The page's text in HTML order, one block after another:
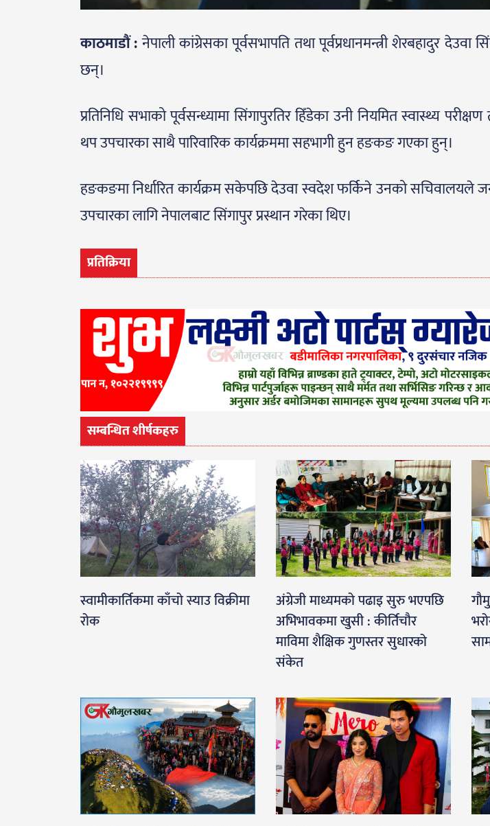
काठमाडौं :नेपाली कांग्रेसका पूर्वसभापति तथा पूर्वप्रधानमन्त्री शेरबहादुर देउवा
छन्।
प्रतिनिधि सभाको पूर्वसन्ध्यामा सिंगापुरतिर हिँडेका उनी नियमित स्वास्थ्य
थप उपचारका साथै पारिवारिक कार्यक्रममा सहभागी हुन हङकङ गएका हुन्।
हङकङमा निर्धारित कार्यक्रम सकेपछि देउवा स्वदेश फर्किने उनको सचिवालयले
उपचारका लागि नेपालबाट सिंगापुर प्रस्थान गरेका थिए।
प्रतिक्रिया
सम्बन्धित शीर्षकहरु
स्वामीकार्तिकमा काँचो स्याउ विक्रीमा
रोक
अंग्रेजी माध्यमको पढाइ सुरु भएपछि
अभिभावकमा खुसी : कीर्तिचौर
माविमा शैक्षिक गुणस्तर सुधारको
संकेत